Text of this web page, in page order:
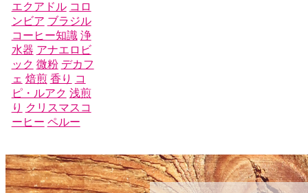
エクアドル コロ
ンビア ブラジル
コーヒー知識 浄
水器 アナエロビ
ック 微粉 デカフ
ェ 焙煎 香り コ
ピ・ルアク 浅煎
り クリスマスコ
ーヒー ペルー